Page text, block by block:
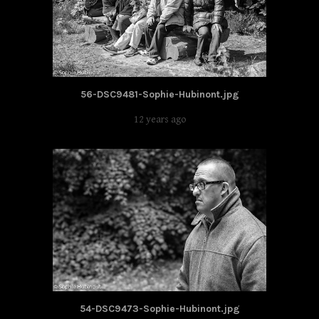
56-DSC9481-Sophie-Hubinont.jpg
12 years ago
54-DSC9473-Sophie-Hubinont.jpg